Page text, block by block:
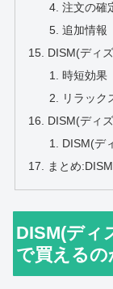
注文の確
追加情報
DISM(ディ
時短効果
リラック
DISM(ディ
DISM(デ
まとめ
DISM(ディ
で買えるの